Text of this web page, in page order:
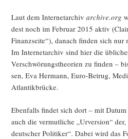
Laut dem Inter­net­ar­chiv archive.org
dest noch im Febru­ar 2015 aktiv
Finanz­sei­te“), danach fin­den sich nur
Im Inter­net­ar­chiv sind hier die
Ver­schwö­rungs­theo­rien zu fin­den –
sen, Eva Her­mann, Euro-Betrug,
Atlantikbrücke.
Eben­falls fin­det sich dort – mit
auch die ver­mut­li­che „Urver­si­on“
deut­scher Poli­ti­ker“. Dabei wird das